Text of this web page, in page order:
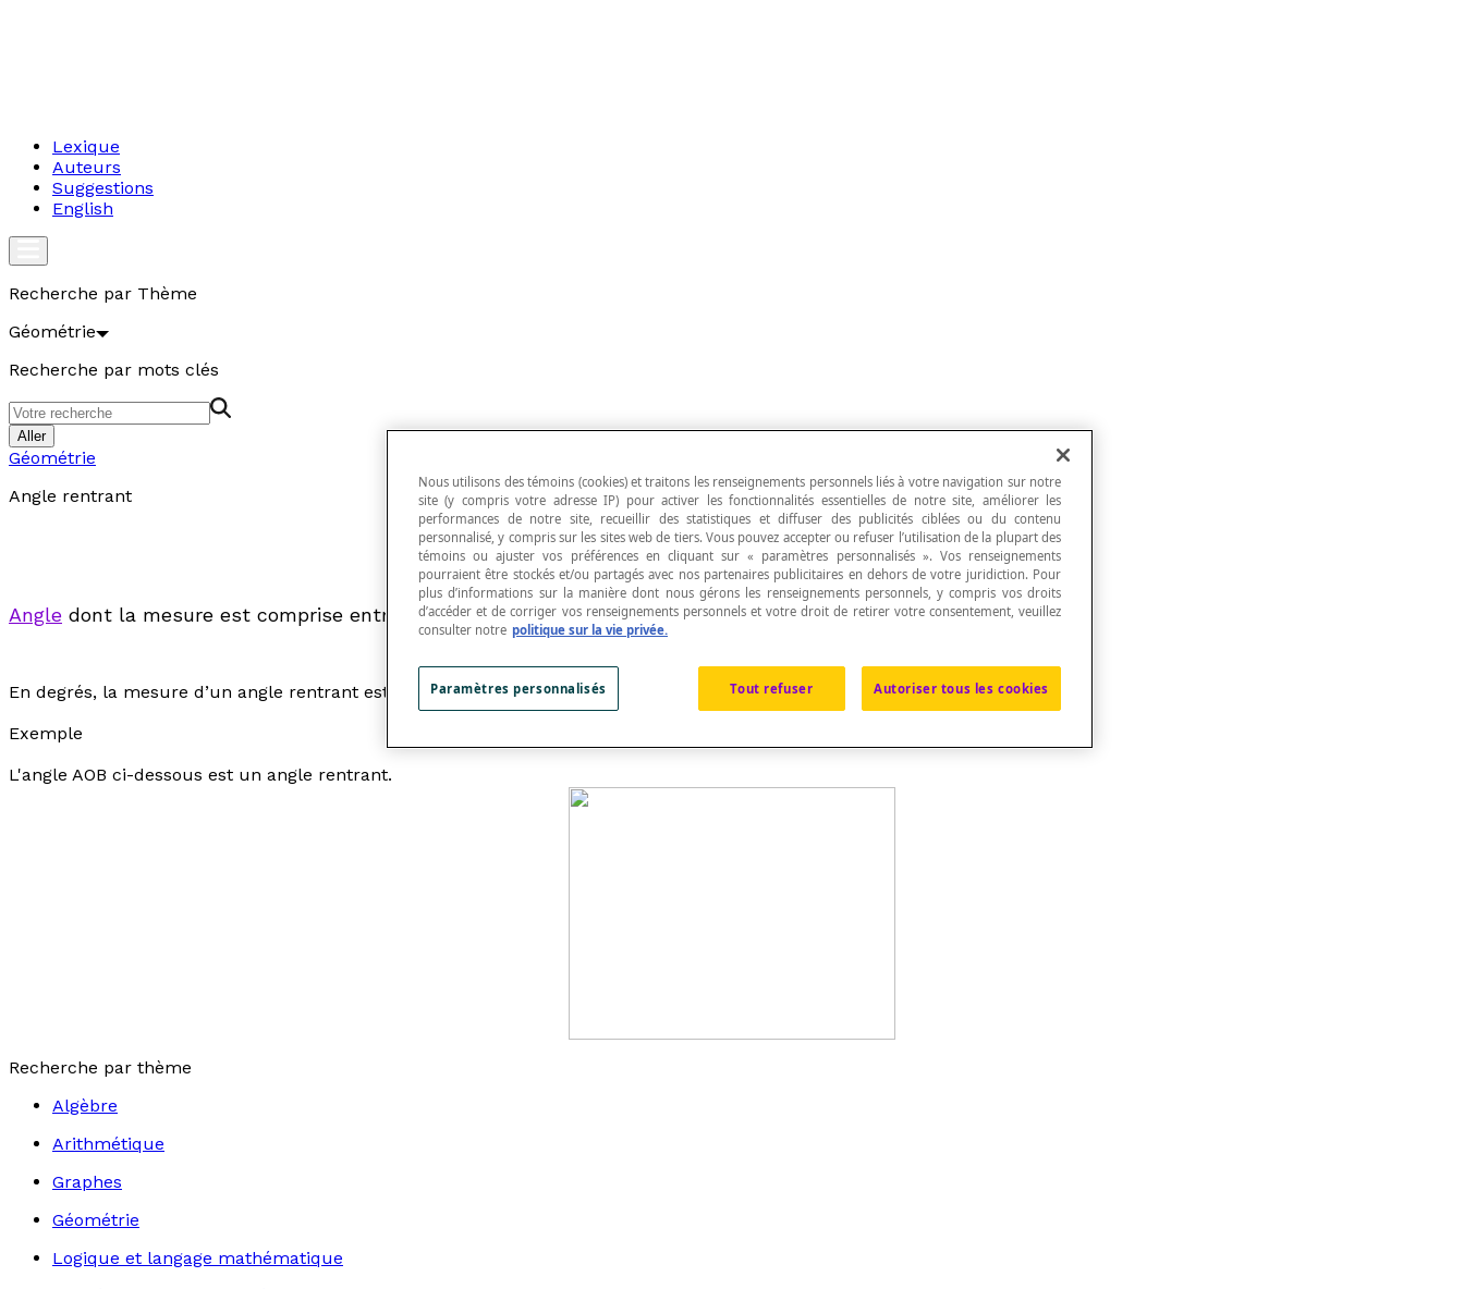
Lexique
Auteurs
Suggestions
English
Recherche par Thème
Géométrie
Recherche par mots clés
Aller
Géométrie
Angle rentrant
Angle dont la mesure est comprise entre la mesure d’un angle plat et celle d’un angle plein.
En degrés, la mesure d’un angle rentrant est comprise entre 180° et 360°.
Exemple
L'angle AOB ci-dessous est un angle rentrant.
Recherche par thème
Algèbre
Arithmétique
Graphes
Géométrie
Logique et langage mathématique
Nous utilisons des témoins (cookies) et traitons les renseignements personnels liés à votre navigation sur notre
site (y compris votre adresse IP) pour activer les fonctionnalités essentielles de notre site, améliorer les
performances de notre site, recueillir des statistiques et diffuser des publicités ciblées ou du contenu
personnalisé, y compris sur les sites web de tiers. Vous pouvez accepter ou refuser l’utilisation de la plupart des
témoins ou ajuster vos préférences en cliquant sur « paramètres personnalisés ». Vos renseignements
pourraient être stockés et/ou partagés avec nos partenaires publicitaires en dehors de votre juridiction. Pour
plus d’informations sur la manière dont nous gérons les renseignements personnels, y compris vos droits
d’accéder et de corriger vos renseignements personnels et votre droit de retirer votre consentement, veuillez
consulter notre politique sur la vie privée.
Tout refuser Autoriser tous les cookies
Paramètres personnalisés